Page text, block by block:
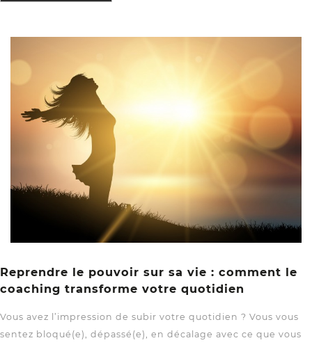
Reprendre le pouvoir sur sa vie : comment le
coaching transforme votre quotidien
Vous avez l’impression de subir votre quotidien ? Vous vous
sentez bloqué(e), dépassé(e), en décalage avec ce que vous